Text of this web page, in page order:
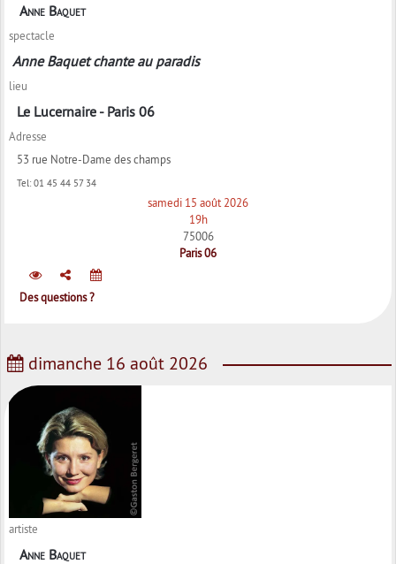
Anne Baquet
spectacle
Anne Baquet chante au paradis
lieu
Le Lucernaire - Paris 06
Adresse
53 rue Notre-Dame des champs
Tel: 01 45 44 57 34
samedi 15 août 2026
19h
75006
Paris 06
Des questions ?
dimanche 16 août 2026
artiste
Anne Baquet